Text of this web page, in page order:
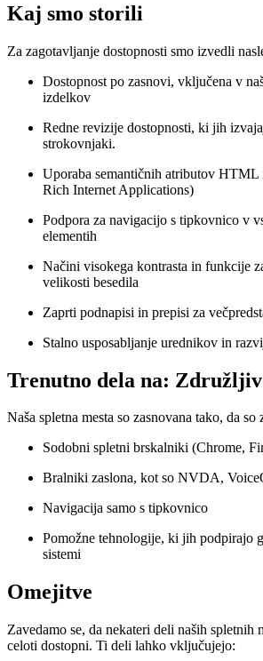
Kaj smo storili
Za zagotavljanje dostopnosti smo izvedli
Dostopnost po zasnovi, vključena v
izdelkov
Redne revizije dostopnosti, ki jih
strokovnjaki.
Uporaba semantičnih atributov
Rich Internet Applications)
Podpora za navigacijo s tipkovnico v
elementih
Načini visokega kontrasta in funkcije
velikosti besedila
Zaprti podnapisi in prepisi za
Stalno usposabljanje urednikov in
Trenutno dela na:
Naša spletna mesta so zasnovana tako, da
Sodobni spletni brskalniki (Chrome,
Bralniki zaslona, kot so NVDA,
Navigacija samo s tipkovnico
Pomožne tehnologije, ki jih podpirajo
sistemi
Omejitve
Zavedamo se, da nekateri deli naših spletnih
celoti dostopni. Ti deli lahko vključujejo: